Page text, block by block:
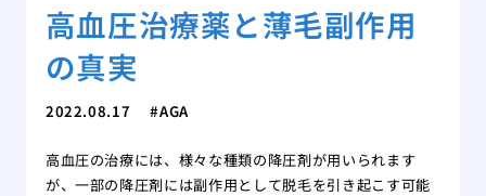
高血圧治療薬と薄毛副作用
の真実
2022.08.17 AGA
高血圧の治療には、様々な種類の降圧剤が用いられます
が、一部の降圧剤には副作用として脱毛を引き起こす可能